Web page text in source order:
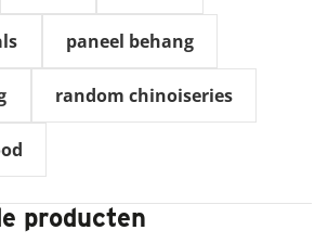
paneel behang
random chinoiseries
producten